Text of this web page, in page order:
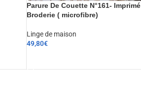
Parure De Couette N°161- Imprimé
Broderie ( microfibre)
Linge de maison
49,80€